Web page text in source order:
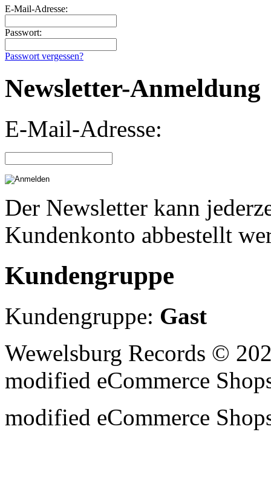
E-Mail-Adresse:
Passwort:
Passwort vergessen?
Newsletter-Anmeldung
E-Mail-Adresse:
Der Newsletter kann
Kundenkonto abbestellt
Kundengruppe
Kundengruppe: Gast
Wewelsburg Records ©
modified eCommerce
modified eCommerce